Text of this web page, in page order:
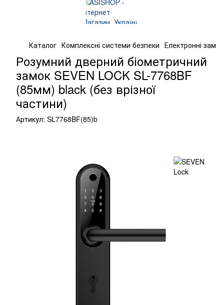
Каталог Комплексні системи безпеки Електронні
Розумний дверний біометричний
замок SEVEN LOCK SL-7768BF
(85мм) black (без врізної
частини)
Артикул: SL7768BF(85)b